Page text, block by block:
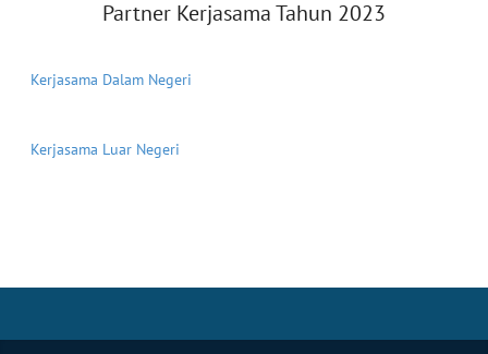
Partner Kerjasama Tahun 2023
Kerjasama Dalam Negeri
Kerjasama Luar Negeri